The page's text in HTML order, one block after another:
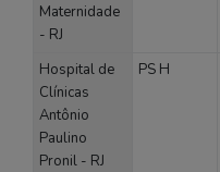
Maternidade
- RJ
Hospital de
Clínicas
Antônio
Paulino
Pronil - RJ
PS H